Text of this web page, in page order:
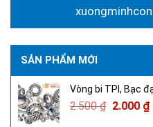
SẢN PHẨM MỚI
Vòng bi TPI, Bạc
2.500₫ 2.000 ₫